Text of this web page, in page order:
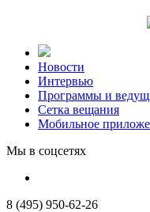
Новости
Интервью
Программы и
Сетка вещания
Мобильное
Мы в соцсетях
8 (495) 950-62-26